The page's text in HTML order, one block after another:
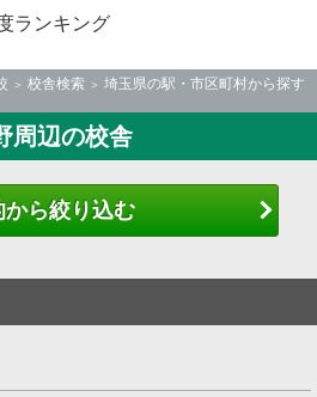
ランキング
校舎検索
埼玉県の駅・市区町村から探す
周辺の校舎
から絞り込む